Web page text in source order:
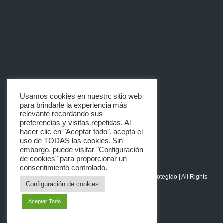
Artículos
© Copyright 2014 - 2026 | Hoja de La Vida | Logo Protegido | All Rights
Usamos cookies en nuestro sitio web
para brindarle la experiencia más
relevante recordando sus
preferencias y visitas repetidas. Al
hacer clic en "Aceptar todo", acepta el
uso de TODAS las cookies. Sin
embargo, puede visitar "Configuración
de cookies" para proporcionar un
consentimiento controlado.
Configuración de cookies
Aceptar Todo